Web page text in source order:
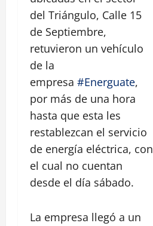
del Triángulo, Calle 15
de Septiembre,
retuvieron un vehículo
de la
empresa #Energuate,
por más de una hora
hasta que esta les
restablezcan el servicio
de energía eléctrica, con
el cual no cuentan
desde el día sábado.
La empresa llegó a un